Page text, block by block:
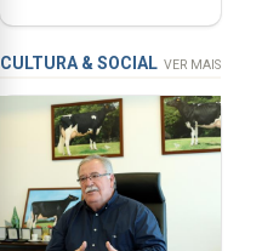
condições
de
ensino
instituição
requalificação
CULTURA & SOCIAL VER MAIS